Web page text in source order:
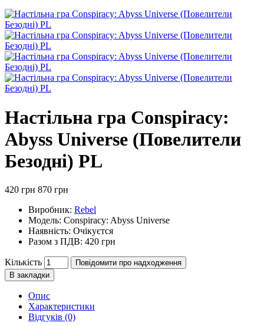
Настільна гра Conspiracy:
Abyss Universe (Повелители
Безодні) PL
420 грн 870 грн
Виробник: Rebel
Модель: Conspiracy: Abyss Universe
Наявність: Очікуєтся
Разом з ПДВ: 420 грн
Кількість
Повідомити про надходження
В закладки
Опис
Характеристики
Відгуків (0)